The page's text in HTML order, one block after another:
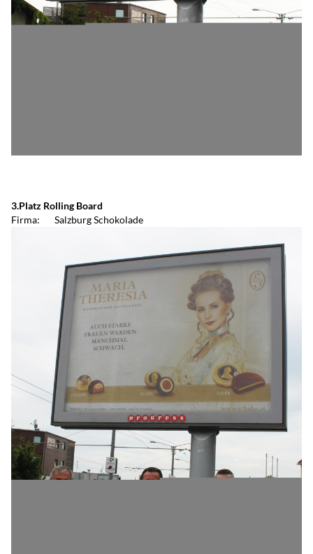
3.Platz Rolling Board
Firma: Salzburg Schokolade